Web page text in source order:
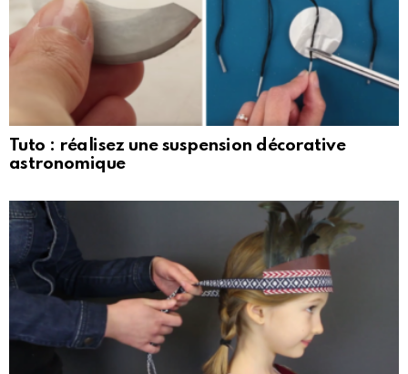
Tuto : réalisez une suspension décorative
astronomique